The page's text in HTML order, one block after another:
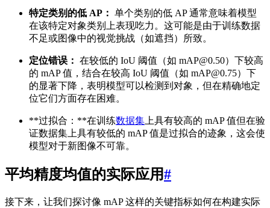
特定类别的低 AP： 单个类别的低 AP 通常意味着模型
在该特定对象类别上表现吃力。这可能是由于训练数据
不足或图像中的视觉挑战（如遮挡）所致。
定位错误： 在较低的 IoU 阈值（如 mAP@0.50）下较高
的 mAP 值，结合在较高 IoU 阈值（如 mAP@0.75）下
的显著下降，表明模型可以检测到对象，但在精确地定
位它们方面存在困难。
**过拟合：**在训练数据集 上具有较高的 mAP 值但在验
证数据集上具有较低的 mAP 值是过拟合的迹象，这会使
模型对于新图像不可靠。
平均精度均值的实际应用#
接下来，让我们探讨像 mAP 这样的关键指标如何在构建实际